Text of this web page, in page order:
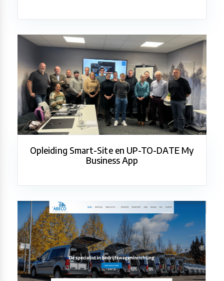
Opleiding Smart-Site en UP-TO-DATE My
Business App